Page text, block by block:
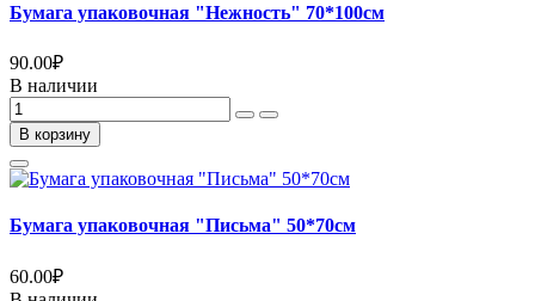
Бумага упаковочная "Нежность" 70*100см
90.00₽
В наличии
В корзину
Бумага упаковочная "Письма" 50*70см
60.00₽